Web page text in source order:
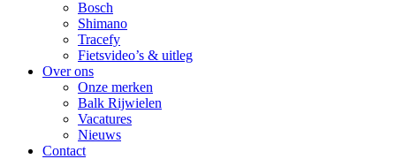
Bosch
Shimano
Tracefy
Fietsvideo’s & uitleg
Over ons
Onze merken
Balk Rijwielen
Vacatures
Nieuws
Contact